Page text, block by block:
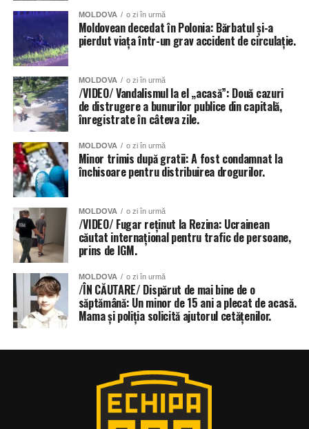
MOLDOVA o zi în urmă
Moldovean decedat în Polonia: Bărbatul și-a
pierdut viața într-un grav accident de circulație.
MOLDOVA o zi în urmă
/VIDEO/ Vandalismul la el „acasă”: Două cazuri
de distrugere a bunurilor publice din capitală,
înregistrate în câteva zile.
MOLDOVA o zi în urmă
Minor trimis după gratii: A fost condamnat la
închisoare pentru distribuirea drogurilor.
MOLDOVA o zi în urmă
/VIDEO/ Fugar reținut la Rezina: Ucrainean
căutat internațional pentru trafic de persoane,
prins de IGM.
MOLDOVA o zi în urmă
/ÎN CĂUTARE/ Dispărut de mai bine de o
săptămână: Un minor de 15 ani a plecat de acasă.
Mama și poliția solicită ajutorul cetățenilor.